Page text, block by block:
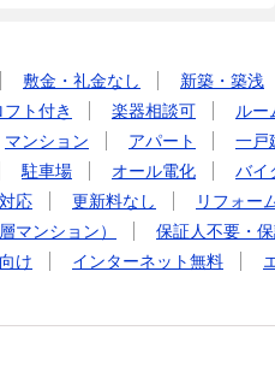
敷金・礼金なし 新築・築浅
フト付き 楽器相談可 ルー
マンション アパート 一戸
駐車場 オール電化 バイ
応
更新料なし
リフォー
マンション）
保証人不要・
け
インターネット無料